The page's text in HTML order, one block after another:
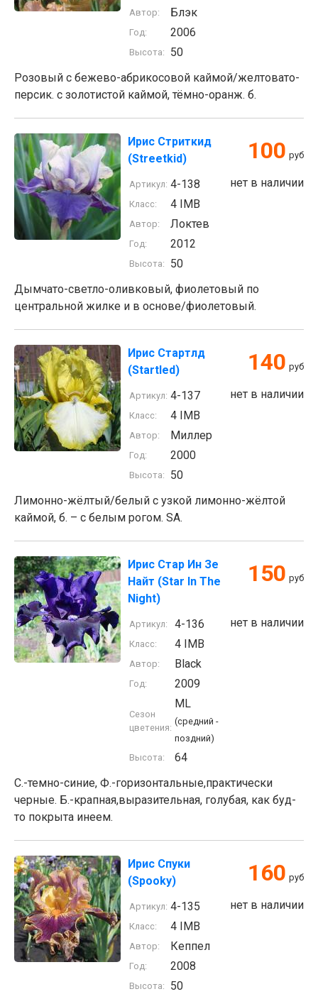
Автор: Блэк
Год: 2006
Высота:
50
Розовый с бежево-абрикосовой каймой/желтовато-
персик. с золотистой каймой, тёмно-оранж. б.
Ирис Стриткид
(Streetkid)
100 руб
нет в наличии
Артикул: 4-138
Класс: 4 IMB
Автор: Локтев
Год: 2012
Высота:
50
Дымчато-светло-оливковый, фиолетовый по
центральной жилке и в основе/фиолетовый.
Ирис Стартлд
(Startled)
140 руб
нет в наличии
Артикул: 4-137
Класс: 4 IMB
Автор: Миллер
Год: 2000
Высота:
50
Лимонно-жёлтый/белый с узкой лимонно-жёлтой
каймой, б. – с белым рогом. SA.
Ирис Стар Ин Зе
Найт (Star In The
Night)
150 руб
нет в наличии
Артикул: 4-136
Класс: 4 IMB
Автор: Black
Год: 2009
Сезон
цветения:
ML
(средний -
поздний)
Высота:
64
С.-темно-синие, Ф.-горизонтальные,практически
черные. Б.-крапная,выразительная, голубая, как буд-
то покрыта инеем.
Ирис Спуки
(Spooky)
160 руб
нет в наличии
Артикул: 4-135
Класс: 4 IMB
Автор: Кеппел
Год: 2008
Высота:
50